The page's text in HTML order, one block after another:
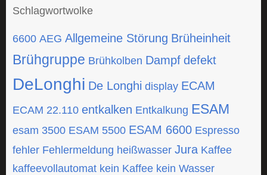
Schlagwortwolke
6600 AEG Allgemeine Störung Brüheinheit
Brühgruppe Brühkolben Dampf defekt
DeLonghi De Longhi display ECAM
ECAM 22.110 entkalken Entkalkung ESAM
esam 3500 ESAM 5500 ESAM 6600 Espresso
fehler Fehlermeldung heißwasser Jura Kaffee
kaffeevollautomat kein Kaffee kein Wasser